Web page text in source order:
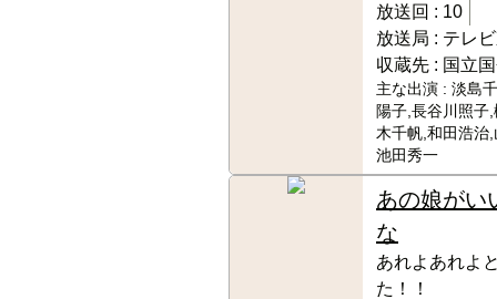
放送回 : 10
放送局 : テレ
収蔵先 : 国立
主な出演 : 淡島
陽子,長谷川照子
木千帆,和田浩治
池田秀一
あの娘がい
な
あれよあれよ
た！！